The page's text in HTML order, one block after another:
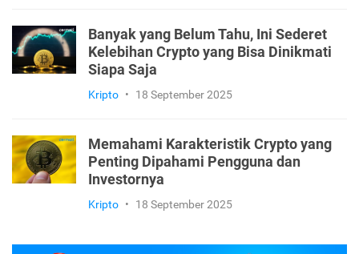
Banyak yang Belum Tahu, Ini Sederet
Kelebihan Crypto yang Bisa Dinikmati
Siapa Saja
Kripto • 18 September 2025
Memahami Karakteristik Crypto yang
Penting Dipahami Pengguna dan
Investornya
Kripto • 18 September 2025